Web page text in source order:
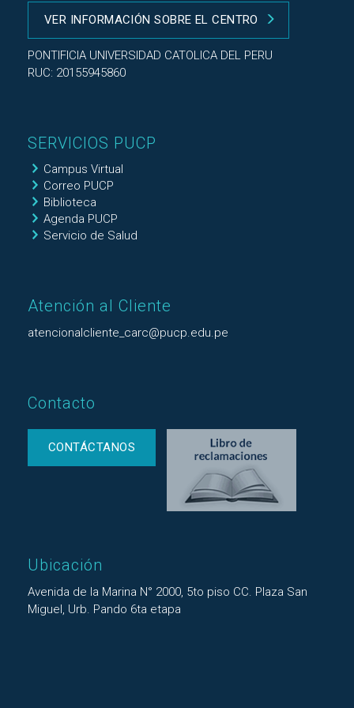
VER INFORMACIÓN SOBRE EL CENTRO
PONTIFICIA UNIVERSIDAD CATOLICA DEL PERU
RUC: 20155945860
SERVICIOS PUCP
Campus Virtual
Correo PUCP
Biblioteca
Agenda PUCP
Servicio de Salud
Atención al Cliente
atencionalcliente_carc@pucp.edu.pe
Contacto
CONTÁCTANOS
Ubicación
Avenida de la Marina N° 2000, 5to piso CC. Plaza San
Miguel, Urb. Pando 6ta etapa